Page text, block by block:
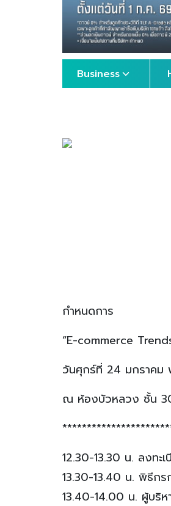
Business
กำหนดการ
“E-commerce
วันศุกร์ที่ 24 มกราคม
ณ ห้องบัวหลวง ชั้น
12.30-13.30 น. ลงทะเ
13.30-13.40 น. พิธีก
13.40-14.00 น. ผู้บริห